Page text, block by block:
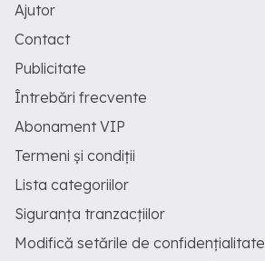
Ajutor
Contact
Publicitate
Întrebări frecvente
Abonament VIP
Termeni și condiții
Lista categoriilor
Siguranța tranzacțiilor
Modifică setările de confidențialitate